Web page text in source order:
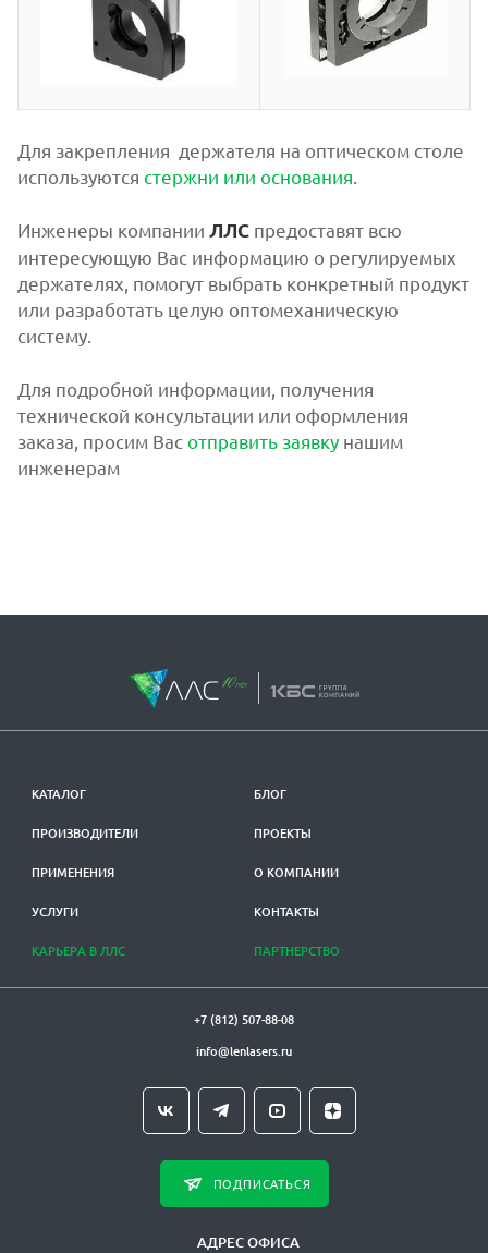
Для закрепления держателя на оптическом столе
используются стержни или основания
Инженеры компании ЛЛС предоставят всю
интересующую Вас информацию о регулируемых
держателях, помогут выбрать конкретный продукт
или разработать целую оптомеханическую
систему.
Для подробной информации, получения
технической консультации или оформления
заказа, просим Васотправить заявку нашим
инженерам
КАТАЛОГ
ПРОИЗВОДИТЕЛИ
ПРИМЕНЕНИЯ
УСЛУГИ
КАРЬЕРА В ЛЛС
БЛОГ
ПРОЕКТЫ
О КОМПАНИИ
КОНТАКТЫ
ПАРТНЕРСТВО
+7 (812) 507-88-08
info@lenlasers.ru
ПОДПИСАТЬСЯ
АДРЕС ОФИСА